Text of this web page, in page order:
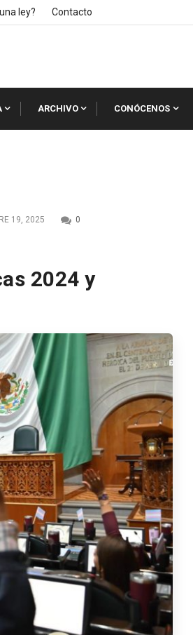
ley? Contacto
ARCHIVO CONÓCENOS
19, 2025 0
2024 y